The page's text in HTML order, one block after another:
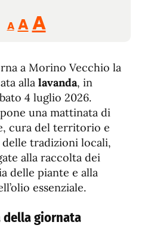
A
Reducir
tamaño
A Restablecer
tamaño
de
fuente
AAumentar
de
fuente.
a Morino Vecchio la
alla lavanda, in
4 luglio 2026.
una mattinata di
cura del territorio e
tradizioni locali,
alla raccolta dei
delle piante e alla
essenziale.
della giornata